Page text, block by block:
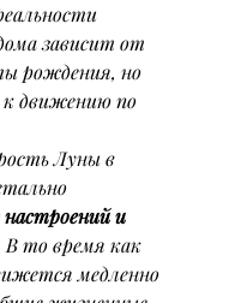
зависит от
рождения, но
к движению по
Луны в
и
В то время как
медленно